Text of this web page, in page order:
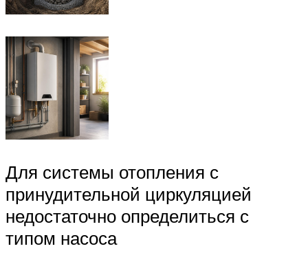
Для системы отопления с
принудительной циркуляцией
недостаточно определиться с
типом насоса